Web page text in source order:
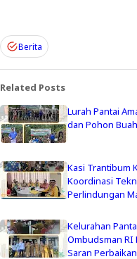
Berita
Related Posts
Lurah Pantai
dan Pohon
Kasi Trantibum
Koordinasi
Perlindungan
Kelurahan
Ombudsman RI
Saran